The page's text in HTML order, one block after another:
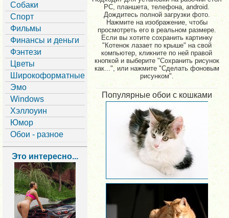
Собаки
Спорт
Фильмы
Финансы и деньги
Фэнтези
Цветы
Широкоформатные
Эмо
Windows
Хэллоуин
Юмор
Обои - разное
Это интересно...
PC, планшета, телефона, android.
Дождитесь полной загрузки фото.
Нажмите на изображение, чтобы
просмотреть его в реальном размере.
Если вы хотите сохранить картинку
"Котенок лазает по крыше" на свой
компьютер, кликните по ней правой
кнопкой и выберите "Сохранить рисунок
как...", или нажмите "Сделать фоновым
рисунком".
Популярные обои с кошками